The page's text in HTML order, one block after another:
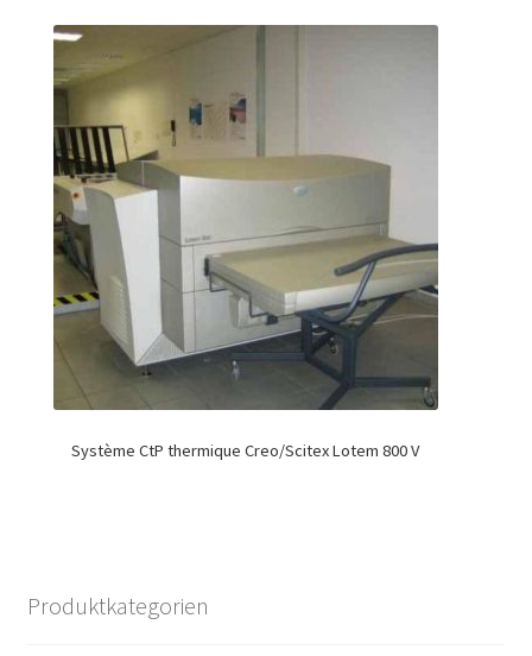
Système CtP thermique Creo/Scitex Lotem 800 V
Produktkategorien